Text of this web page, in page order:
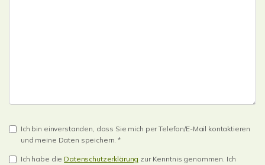
Ich bin einverstanden, dass Sie mich per Telefon/E-Mail kontaktieren
und meine Daten speichern. *
Ich habe die Datenschutzerklärung zur Kenntnis genommen. Ich